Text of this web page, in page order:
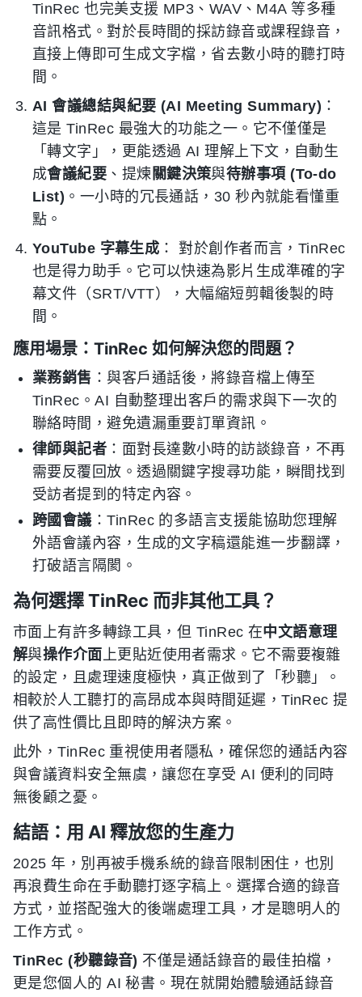
TinRec 也完美支援 MP3、WAV、M4A 等多種
音訊格式。對於長時間的採訪錄音或課程錄音，
直接上傳即可生成文字檔，省去數小時的聽打時
間。
AI 會議總結與紀要 (AI Meeting Summary) ：
這是 TinRec 最強大的功能之一。它不僅僅是
「轉文字」，更能透過 AI 理解上下文，自動生
成會議紀要 、提煉 關鍵決策與待辦事項 (To-do
List) 。一小時的冗長通話，30 秒內就能看懂重
點。
YouTube 字幕生成 ： 對於創作者而言，TinRec
也是得力助手。它可以快速為影片生成準確的字
幕文件（SRT/VTT），大幅縮短剪輯後製的時
間。
應用場景：TinRec 如何解決您的問題？
業務銷售 ：與客戶通話後，將錄音檔上傳至
TinRec。AI 自動整理出客戶的需求與下一次的
聯絡時間，避免遺漏重要訂單資訊。
律師與記者 ：面對長達數小時的訪談錄音，不再
需要反覆回放。透過關鍵字搜尋功能，瞬間找到
受訪者提到的特定內容。
跨國會議 ：TinRec 的多語言支援能協助您理解
外語會議內容，生成的文字稿還能進一步翻譯，
打破語言隔閡。
為何選擇 TinRec 而非其他工具？
市面上有許多轉錄工具，但 TinRec 在中文語意理
解與操作介面上更貼近使用者需求。它不需要複雜
的設定，且處理速度極快，真正做到了「秒聽」。
相較於人工聽打的高昂成本與時間延遲，TinRec 提
供了高性價比且即時的解決方案。
此外，TinRec 重視使用者隱私，確保您的通話內容
與會議資料安全無虞，讓您在享受 AI 便利的同時
無後顧之憂。
結語：用 AI 釋放您的生產力
2025 年，別再被手機系統的錄音限制困住，也別
再浪費生命在手動聽打逐字稿上。選擇合適的錄音
方式，並搭配強大的後端處理工具，才是聰明人的
工作方式。
TinRec (秒聽錄音) 不僅是通話錄音的最佳拍檔，
更是您個人的 AI 秘書。現在就開始體驗通話錄音